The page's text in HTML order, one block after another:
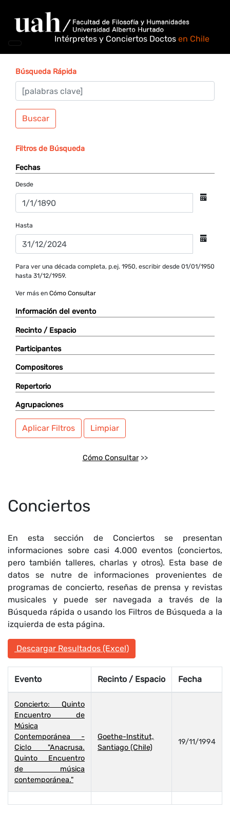
Intérpretes y Conciertos Doctos en Chile
Búsqueda Rápida
Buscar
Filtros de Búsqueda
Fechas
Desde
Hasta
Para ver una década completa, p.ej. 1950, escribir desde 01/01/1950
hasta 31/12/1959.
Ver más en Cómo Consultar
Información del evento
Recinto / Espacio
Participantes
Compositores
Repertorio
Agrupaciones
Aplicar Filtros Limpiar
Cómo Consultar>>
Conciertos
En esta sección de Conciertos se presentan
informaciones sobre casi 4.000 eventos (conciertos,
pero también talleres, charlas y otros). Esta base de
datos se nutre de informaciones provenientes de
programas de concierto, reseñas de prensa y revistas
musicales y puede ser navegada a través de la
Búsqueda rápida o usando los Filtros de Búsqueda a la
izquierda de esta página.
Descargar Resultados (Excel)
Evento Recinto / Espacio Fecha
Concierto: Quinto
Encuentro de
Música
Contemporánea -
Ciclo "Anacrusa.
Quinto Encuentro
de música
contemporánea."
Goethe-Institut,
Santiago (Chile)
19/11/1994